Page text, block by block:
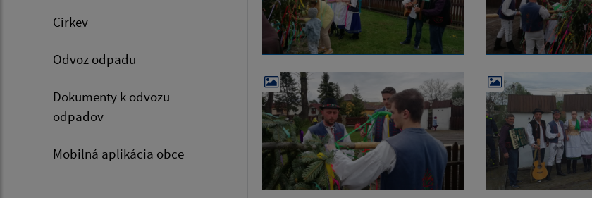
Cirkev
Odvoz odpadu
Dokumenty k odvozu
odpadov
Mobilná aplikácia obce